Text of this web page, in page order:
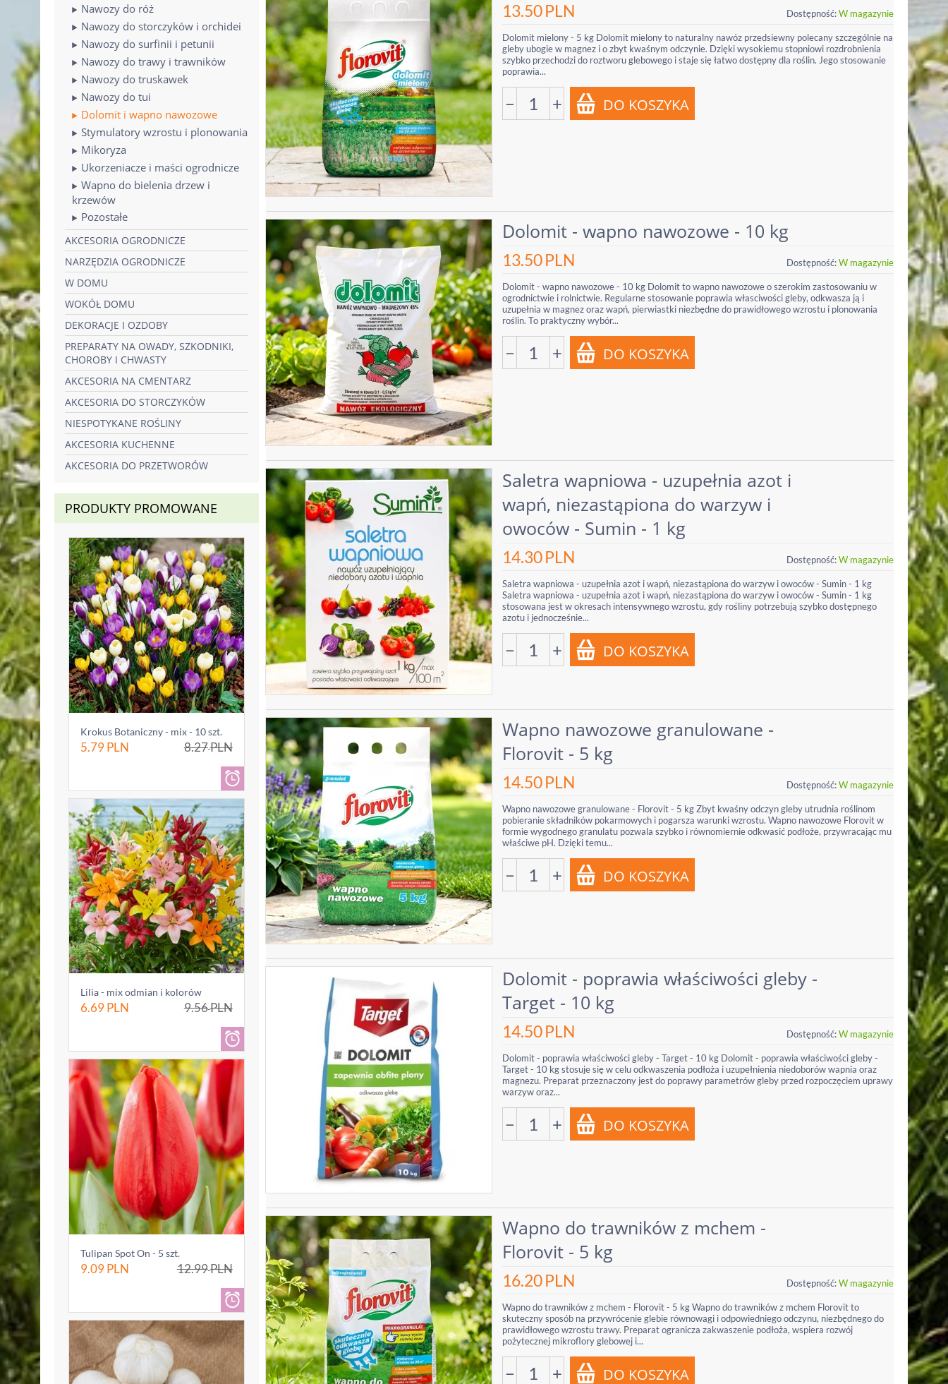
Nawozy do róż
Nawozy do storczyków i orchidei
Nawozy do surfinii i petunii
Nawozy do trawy i trawników
Nawozy do truskawek
Nawozy do tui
Dolomit i wapno nawozowe
Stymulatory wzrostu i plonowania
Mikoryza
Ukorzeniacze i maści ogrodnicze
Wapno do bielenia drzew i
krzewów
Pozostałe
AKCESORIA OGRODNICZE
NARZĘDZIA OGRODNICZE
W DOMU
WOKÓŁ DOMU
DEKORACJE I OZDOBY
PREPARATY NA OWADY, SZKODNIKI,
CHOROBY I CHWASTY
AKCESORIA NA CMENTARZ
AKCESORIA DO STORCZYKÓW
NIESPOTYKANE ROŚLINY
AKCESORIA KUCHENNE
AKCESORIA DO PRZETWORÓW
PRODUKTY PROMOWANE
Krokus Botaniczny - mix - 10 szt.
5.79PLN 8.27PLN
Lilia - mix odmian i kolorów
6.69PLN 9.56PLN
Tulipan Spot On - 5 szt.
9.09PLN 12.99PLN
13.50PLN Dostępność:W magazynie
Dolomit mielony - 5 kg Dolomit mielony to naturalny nawóz przedsiewny polecany szczególnie na
gleby ubogie w magnez i o zbyt kwaśnym odczynie. Dzięki wysokiemu stopniowi rozdrobnienia
szybko przechodzi do roztworu glebowego i staje się łatwo dostępny dla roślin. Jego stosowanie
poprawia...
− +
Dolomit - wapno nawozowe - 10 kg
13.50PLN Dostępność:W magazynie
Dolomit - wapno nawozowe - 10 kg Dolomit to wapno nawozowe o szerokim zastosowaniu w
ogrodnictwie i rolnictwie. Regularne stosowanie poprawia własciwości gleby, odkwasza ją i
uzupełnia w magnez oraz wapń, pierwiastki niezbędne do prawidłowego wzrostu i plonowania
roślin. To praktyczny wybór...
− +
Saletra wapniowa - uzupełnia azot i
wapń, niezastąpiona do warzyw i
owoców - Sumin - 1 kg
14.30PLN Dostępność:W magazynie
Saletra wapniowa - uzupełnia azot i wapń, niezastąpiona do warzyw i owoców - Sumin - 1 kg
Saletra wapniowa - uzupełnia azot i wapń, niezastąpiona do warzyw i owoców - Sumin - 1 kg
stosowana jest w okresach intensywnego wzrostu, gdy rośliny potrzebują szybko dostępnego
azotu i jednocześnie...
− +
Wapno nawozowe granulowane -
Florovit - 5 kg
14.50PLN Dostępność:W magazynie
Wapno nawozowe granulowane - Florovit - 5 kg Zbyt kwaśny odczyn gleby utrudnia roślinom
pobieranie składników pokarmowych i pogarsza warunki wzrostu. Wapno nawozowe Florovit w
formie wygodnego granulatu pozwala szybko i równomiernie odkwasić podłoże, przywracając mu
właściwe pH. Dzięki temu...
− +
Dolomit - poprawia właściwości gleby -
Target - 10 kg
14.50PLN Dostępność:W magazynie
Dolomit - poprawia właściwości gleby - Target - 10 kg Dolomit - poprawia właściwości gleby -
Target - 10 kg stosuje się w celu odkwaszenia podłoża i uzupełnienia niedoborów wapnia oraz
magnezu. Preparat przeznaczony jest do poprawy parametrów gleby przed rozpoczęciem uprawy
warzyw oraz...
− +
Wapno do trawników z mchem -
Florovit - 5 kg
16.20PLN Dostępność:W magazynie
Wapno do trawników z mchem - Florovit - 5 kg Wapno do trawników z mchem Florovit to
skuteczny sposób na przywrócenie glebie równowagi i odpowiedniego odczynu, niezbędnego do
prawidłowego wzrostu trawy. Preparat ogranicza zakwaszenie podłoża, wspiera rozwój
pożytecznej mikroflory glebowej i...
− +